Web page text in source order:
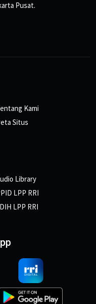
Pusat.
Kami
Situs
Library
LPP RRI
LPP RRI